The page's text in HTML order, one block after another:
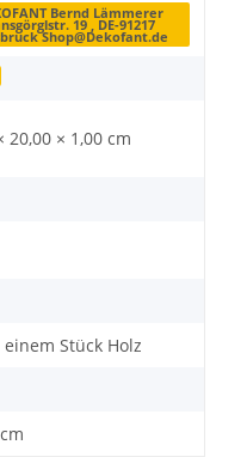
Bernd Lämmerer
19 , DE-91217
Shop@Dekofant.de
20,00 × 1,00 cm
einem Stück Holz